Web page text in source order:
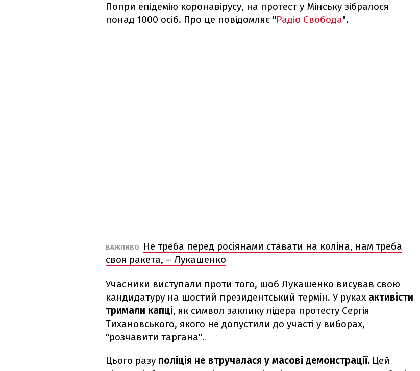
Попри епідемію коронавірусу, на протест у Мінську зібралося
понад 1000 осіб. Про це повідомляє "Радіо Свобода".
ВАЖЛИВО
Не треба перед росіянами ставати на коліна, нам треба
своя ракета, – Лукашенко
Учасники виступали проти того, щоб Лукашенко висував свою
кандидатуру на шостий президентський термін. У руках активісти
тримали капці, як символ заклику лідера протесту Сергія
Тихановського, якого не допустили до участі у виборах,
"розчавити таргана".
Цього разу поліція не втручалася у масові демонстрації. Цей